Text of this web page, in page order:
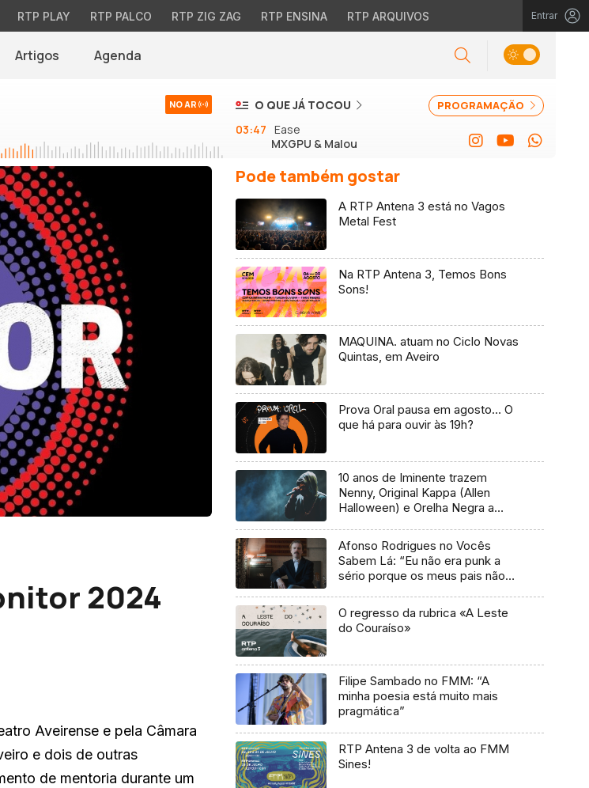
RTP PLAY RTP PALCO RTP ZIG ZAG RTP ENSINA RTP ARQUIVOS Entrar
Artigos Agenda
NO AR PROGRAMAÇÃO
O QUE JÁ TOCOU
03:47 Ease
MXGPU & Malou
2024
Aveirense e pela Câmara
e dois de outras
de mentoria durante um
Pode também gostar
A RTP Antena 3 está no Vagos
Metal Fest
Na RTP Antena 3, Temos Bons
Sons!
MAQUINA. atuam no Ciclo Novas
Quintas, em Aveiro
Prova Oral pausa em agosto… O
que há para ouvir às 19h?
10 anos de Iminente trazem
Nenny, Original Kappa (Allen
Halloween) e Orelha Negra a
Afonso Rodrigues no Vocês
Sabem Lá: “Eu não era punk a
sério porque os meus pais não
O regresso da rubrica «A Leste
do Couraíso»
Filipe Sambado no FMM: “A
minha poesia está muito mais
pragmática”
RTP Antena 3 de volta ao FMM
Sines!